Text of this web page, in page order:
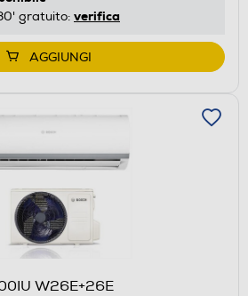
gratuito: verifica
AGGIUNGI
W26E+26E